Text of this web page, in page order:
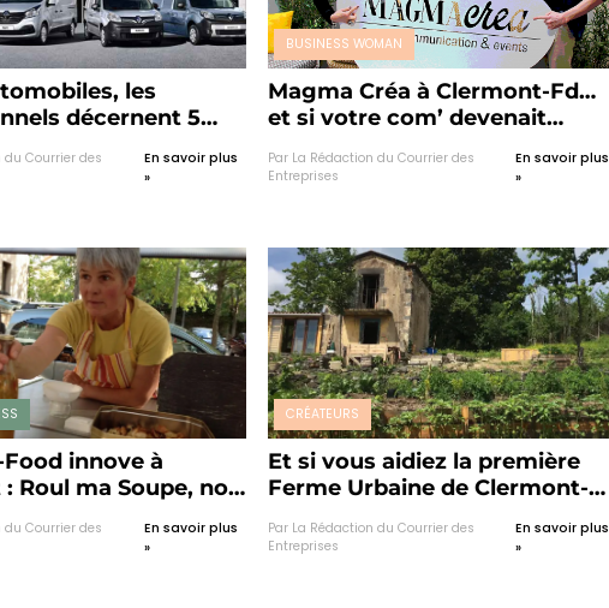
les
décernent 5
du Courrier des
En savoir plus
»
BUSINESS WOMAN
Magma Créa à Clermont-Fd…
et si votre com’ devenait
Par La Rédaction du Courrier des
Entreprises
En savoir plus
»
innove à
Roul ma Soupe, non
!
du Courrier des
En savoir plus
»
CRÉATEURS
Et si vous aidiez la première
Ferme Urbaine de Clermont-
Par La Rédaction du Courrier des
Entreprises
En savoir plus
»